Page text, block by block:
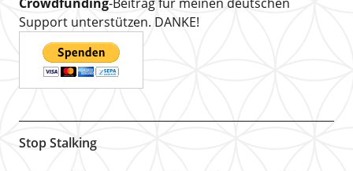
Crowdfunding-Beitrag für meinen deutschen
Support unterstützen. DANKE!
Stop Stalking